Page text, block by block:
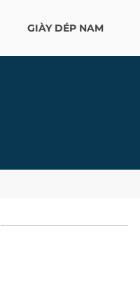
GIÀY DÉP NAM